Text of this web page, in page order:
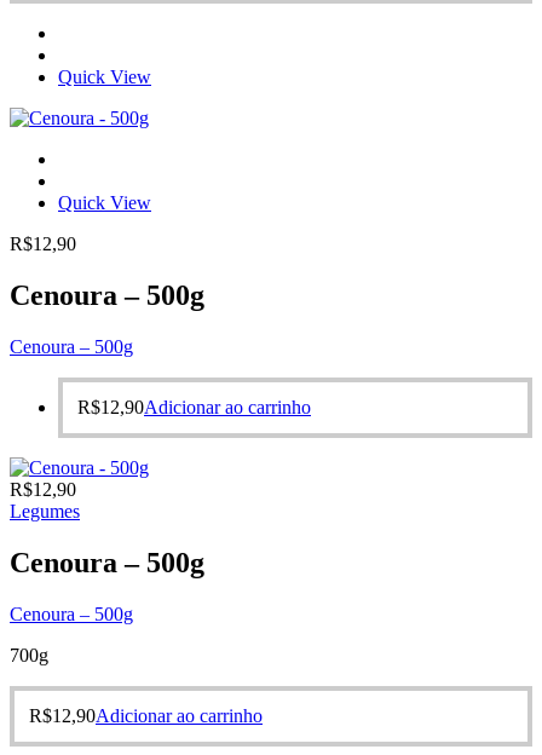
Quick View
Quick View
R$12,90
Cenoura – 500g
Cenoura – 500g
R$12,90Adicionar ao carrinho
R$12,90
Legumes
Cenoura – 500g
Cenoura – 500g
700g
R$12,90Adicionar ao carrinho